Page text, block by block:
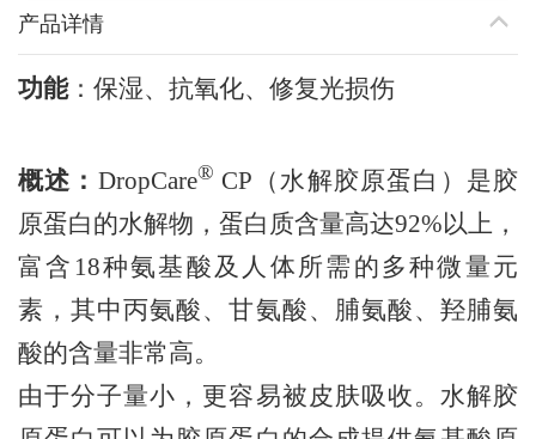
产品详情
功能： 保湿、抗氧化、修复光损伤
概述： DropCare® CP（水解胶原蛋白）是胶
原蛋白的水解物，蛋白质含量高达92%以上，
富含18种氨基酸及人体所需的多种微量元
素，其中丙氨酸、甘氨酸、脯氨酸、羟脯氨
酸的含量非常高。
由于分子量小，更容易被皮肤吸收。水解胶